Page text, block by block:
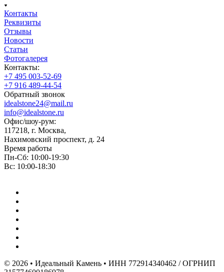
Контакты
Реквизиты
Отзывы
Новости
Статьи
Фотогалерея
Контакты:
+7 495 003-52-69
+7 916 489-44-54
Обратный звонок
idealstone24@mail.ru
info@idealstone.ru
Офис/шоу-рум:
117218, г. Москва,
Нахимовский проспект, д. 24
Время работы
Пн-Сб: 10:00-19:30
Вс: 10:00-18:30
© 2026 • Идеальный Камень • ИНН 772914340462 / ОГРНИП